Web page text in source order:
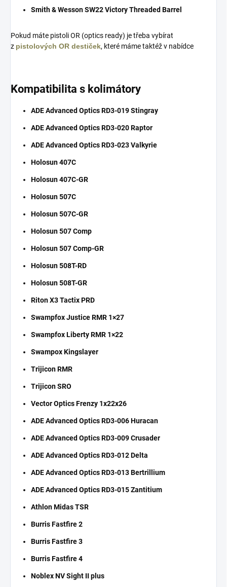
Smith & Wesson SW22 Victory Threaded Barrel
Pokud máte pistoli OR (optics ready) je třeba vybírat
z pistolových OR destiček, které máme taktéž v nabídce
Kompatibilita s kolimátory
ADE Advanced Optics RD3-019 Stingray
ADE Advanced Optics RD3-020 Raptor
ADE Advanced Optics RD3-023 Valkyrie
Holosun 407C
Holosun 407C-GR
Holosun 507C
Holosun 507C-GR
Holosun 507 Comp
Holosun 507 Comp-GR
Holosun 508T-RD
Holosun 508T-GR
Riton X3 Tactix PRD
Swampfox Justice RMR 1×27
Swampfox Liberty RMR 1×22
Swampox Kingslayer
Trijicon RMR
Trijicon SRO
Vector Optics Frenzy 1x22x26
ADE Advanced Optics RD3-006 Huracan
ADE Advanced Optics RD3-009 Crusader
ADE Advanced Optics RD3-012 Delta
ADE Advanced Optics RD3-013 Bertrillium
ADE Advanced Optics RD3-015 Zantitium
Athlon Midas TSR
Burris Fastfire 2
Burris Fastfire 3
Burris Fastfire 4
Noblex NV Sight II plus